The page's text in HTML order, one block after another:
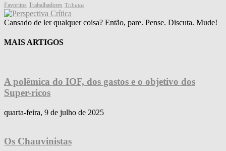
Favoritos Trabalhadores Tributos
Cansado de ler qualquer coisa? Então, pare. Pense. Discuta. Mude!
MAIS ARTIGOS
A polêmica do IOF, dos gastos e o objetivo dos
Super-ricos
quarta-feira, 9 de julho de 2025
Os Chauvinistas